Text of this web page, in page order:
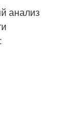
анализ